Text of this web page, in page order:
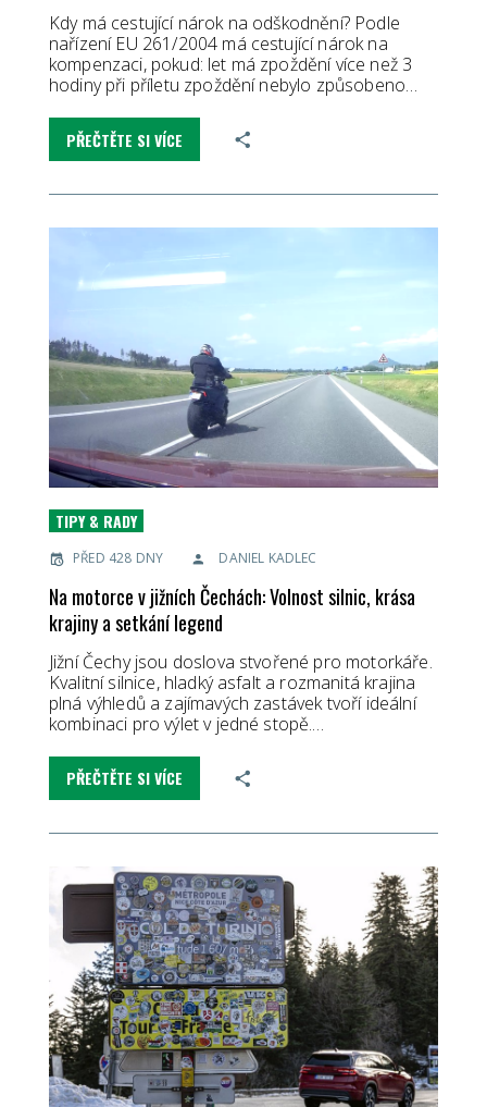
Kdy má cestující nárok na odškodnění? Podle
nařízení EU 261/2004 má cestující nárok na
kompenzaci, pokud: let má zpoždění více než 3
hodiny při příletu zpoždění nebylo způsobeno…
PŘEČTĚTE SI VÍCE
TIPY & RADY
PŘED 428 DNY DANIEL KADLEC
Na motorce v jižních Čechách: Volnost silnic, krása
krajiny a setkání legend
Jižní Čechy jsou doslova stvořené pro motorkáře.
Kvalitní silnice, hladký asfalt a rozmanitá krajina
plná výhledů a zajímavých zastávek tvoří ideální
kombinaci pro výlet v jedné stopě.…
PŘEČTĚTE SI VÍCE